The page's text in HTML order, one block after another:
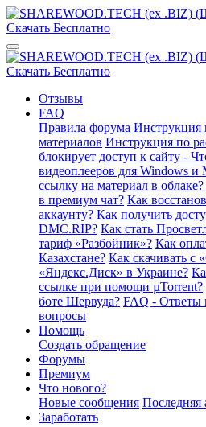
Отзывы
FAQ
Правила форума Инструкция
материалов Инструкция по
блокирует доступ к сайту -
видеоплееров для Windows и
ссылку на материал в
в премиум чат? Как
аккаунту? Как получить
DMC.RIP? Как стать
тариф «Разбойник»? Как
Казахстане? Как скачивать с
«Яндекс.Диск» в Украине?
ссылке при помощи µTorrent?
боте Шервуда? FAQ - Ответы
вопросы
Помощь
Создать обращение
Форумы
Премиум
Что нового?
Новые сообщения Последняя
Заработать